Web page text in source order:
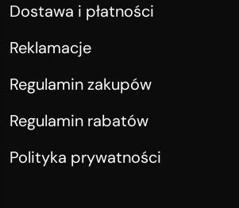
Dostawa i płatności
Reklamacje
Regulamin zakupów
Regulamin rabatów
Polityka prywatności